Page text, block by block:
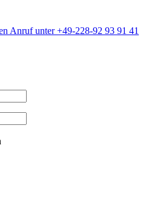
Anruf unter +49-228-92 93 91 41